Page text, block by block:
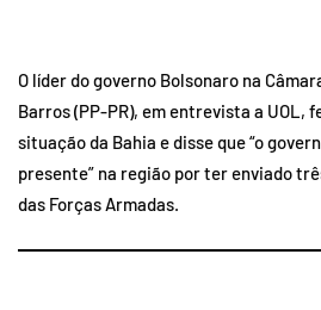
O líder do governo Bolsonaro na
Barros (PP-PR), em entrevista a UOL,
situação da Bahia e disse que “o
presente” na região por ter enviado
das Forças Armadas.